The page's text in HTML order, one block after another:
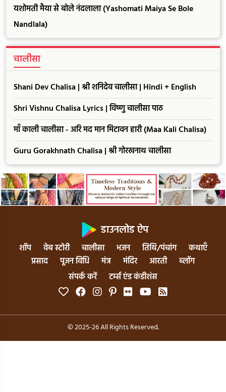
यशोमती मैया से बोले नंदलाला (Yashomati Maiya Se Bole
Nandlala)
चालीसा
Shani Dev Chalisa | श्री शनिदेव चालीसा | Hindi + English
Shri Vishnu Chalisa Lyrics | विष्णु चालीसा पाठ
माँ काली चालीसा - अरि मद मान मिटावन हारी (Maa Kali Chalisa)
Guru Gorakhnath Chalisa | श्री गोरखनाथ चालीसा
डाउनलोड ऐप
शॉप वेब स्टोरी चालीसा भजन तिथि/पंचांग
कथाएँ
प्रसाद
पूजन विधि मंत्र मंदिर आरती
ब्लॉग
संपर्क करें
टर्म्स एंड कंडीशंस
© 2025-26 All Rights Reserved.